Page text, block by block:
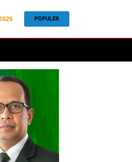
POPULER